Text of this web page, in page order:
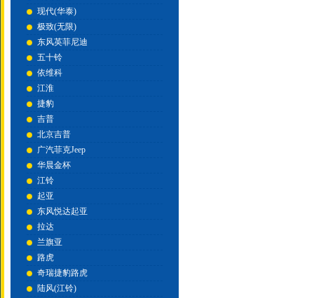
现代(华泰)
极致(无限)
东风英菲尼迪
五十铃
依维科
江淮
捷豹
吉普
北京吉普
广汽菲克Jeep
华晨金杯
江铃
起亚
东风悦达起亚
拉达
兰旗亚
路虎
奇瑞捷豹路虎
陆风(江铃)